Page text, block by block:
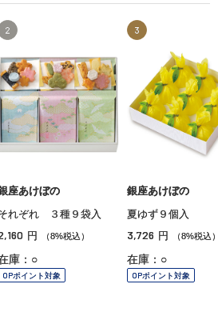
2
座あけぼの
れぞれ ３種９袋入
円 （8%税込）
庫：○
OPポイント対象
3
銀座あけぼの
夏ゆず９個入
3,726 円 （8%税込
在庫：○
OPポイント対象